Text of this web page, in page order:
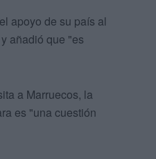
apoyo de su país al
añadió que "es
a Marruecos, la
es "una cuestión